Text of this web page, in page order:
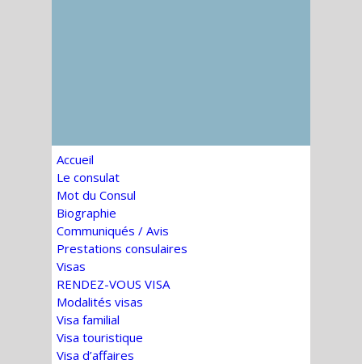
Accueil
Le consulat
Mot du Consul
Biographie
Communiqués / Avis
Prestations consulaires
Visas
RENDEZ-VOUS VISA
Modalités visas
Visa familial
Visa touristique
Visa d’affaires